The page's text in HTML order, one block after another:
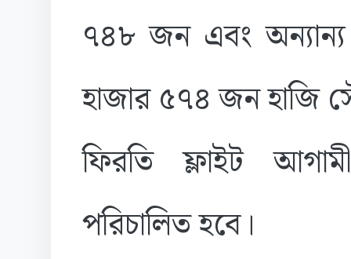
৭৪৮ জন এবং
হাজার ৫৭৪ জন হাজি
ফিরতি ফ্লাইট
পরিচালিত হবে।